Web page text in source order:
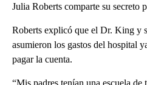
Julia Roberts comparte su secreto
Roberts explicó que el Dr. King y
asumieron los gastos del hospital
pagar la cuenta.
“Mis padres tenían una escuela de